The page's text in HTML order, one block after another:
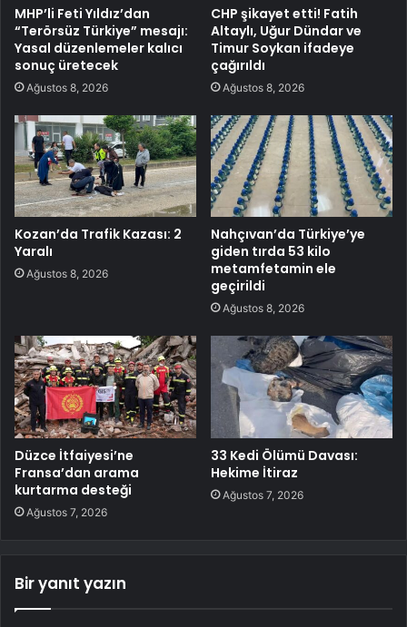
MHP’li Feti Yıldız’dan
“Terörsüz Türkiye” mesajı:
Yasal düzenlemeler kalıcı
sonuç üretecek
Ağustos 8, 2026
CHP şikayet etti! Fatih
Altaylı, Uğur Dündar ve
Timur Soykan ifadeye
çağırıldı
Ağustos 8, 2026
Kozan’da Trafik Kazası: 2
Yaralı
Ağustos 8, 2026
Nahçıvan’da Türkiye’ye
giden tırda 53 kilo
metamfetamin ele
geçirildi
Ağustos 8, 2026
Düzce İtfaiyesi’ne
Fransa’dan arama
kurtarma desteği
Ağustos 7, 2026
33 Kedi Ölümü Davası:
Hekime İtiraz
Ağustos 7, 2026
Bir yanıt yazın